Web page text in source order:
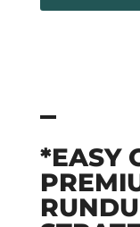
*EASY